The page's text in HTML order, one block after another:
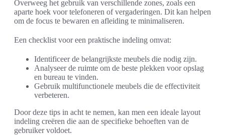
Overweeg het gebruik van verschillende zones, zoals een
aparte hoek voor telefoneren of vergaderingen. Dit kan helpen
om de focus te bewaren en afleiding te minimaliseren.
Een checklist voor een praktische indeling omvat:
Identificeer de belangrijkste meubels die nodig zijn.
Analyseer de ruimte om de beste plekken voor opslag
en bureau te vinden.
Gebruik multifunctionele meubels die de effectiviteit
verbeteren.
Door deze tips in acht te nemen, kan men een ideale layout
indeling creëren die aan de specifieke behoeften van de
gebruiker voldoet.